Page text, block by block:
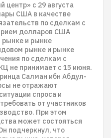
центр» с 29 августа
США в качестве
по сделкам с
долларов США
и рынке
рынке и рынке
по сделкам с
не принимает с 15 июня.
Салман ибн Абдул-
не отражают
спроса и
от участников
При этом
может состояться
подчеркнул, что